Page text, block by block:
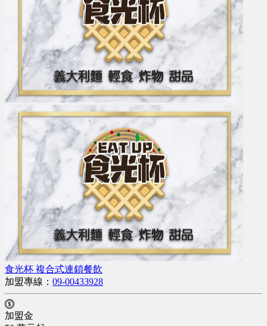
食光杯 複合式連鎖餐飲
加盟專線： 09-00433928
加盟金